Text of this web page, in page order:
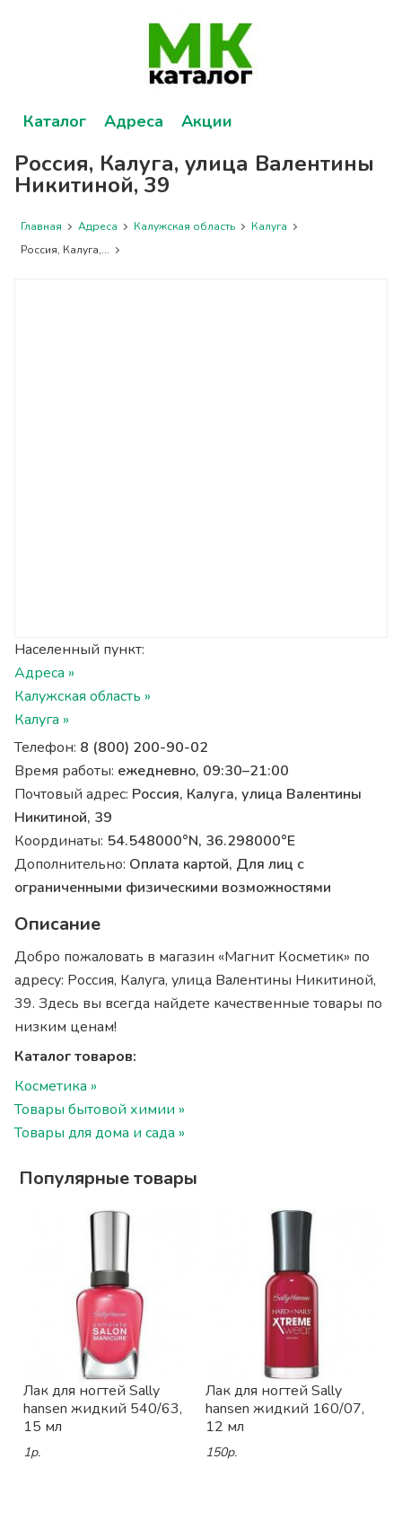
Каталог Адреса Акции
Россия, Калуга, улица Валентины
Никитиной, 39
Главная Адреса Калужская область
Калуга
Россия, Калуга,...
Населенный пункт:
Адреса »
Калужская область »
Калуга »
Телефон: 8 (800) 200-90-02
Время работы: ежедневно, 09:30–21:00
Почтовый адрес: Россия, Калуга, улица Валентины
Никитиной, 39
Координаты: 54.548000°N, 36.298000°E
Дополнительно: Оплата картой, Для лиц с
ограниченными физическими возможностями
Описание
Добро пожаловать в магазин «Магнит Косметик» по
адресу: Россия, Калуга, улица Валентины Никитиной,
39. Здесь вы всегда найдете качественные товары по
низким ценам!
Каталог товаров:
Косметика »
Товары бытовой химии »
Товары для дома и сада »
Популярные товары
Лак для ногтей Sally
hansen жидкий 540/63,
15 мл
1р.
Лак для ногтей Sally
hansen жидкий 160/07,
12 мл
150р.